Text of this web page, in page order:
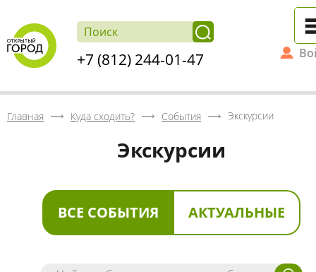
+7 (812) 244-01-47
Главная Куда сходить? События Экскурсии
Экскурсии
ВСЕ СОБЫТИЯ АКТУАЛЬНЫЕ